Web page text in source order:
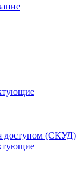
доступом (СКУД)